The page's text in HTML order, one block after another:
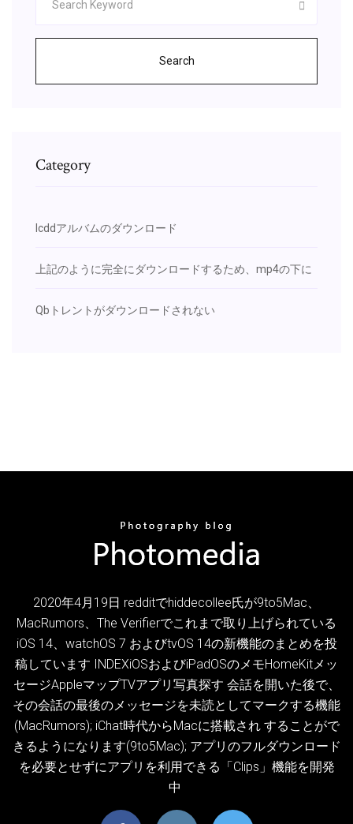
Search
Category
Icddアルバムのダウンロード
上記のように完全にダウンロードするため、mp4の下に
Qbトレントがダウンロードされない
2020年4月19日 redditでhiddecollee氏が9to5Mac、
MacRumors、The Verifierでこれまで取り上げられている
iOS 14、watchOS 7 およびtvOS 14の新機能のまとめを投
稿しています INDEXiOSおよびiPadOSのメモHomeKitメッ
セージAppleマップTVアプリ写真探す 会話を開いた後で、
その会話の最後のメッセージを未読としてマークする機能
(MacRumors); iChat時代からMacに搭載され することがで
きるようになります(9to5Mac); アプリのフルダウンロード
を必要とせずにアプリを利用できる「Clips」機能を開発
中